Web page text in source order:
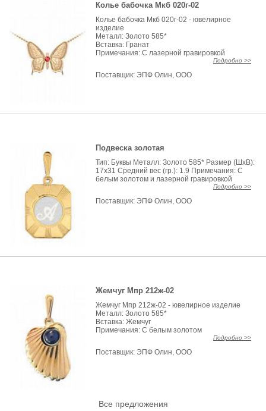
Колье бабочка Мкб 020г-02
Колье бабочка Мкб 020г-02 - ювелирное
изделие
Металл: Золото 585*
Вставка: Гранат
Примечания: С лазерной гравировкой
Подробно >>
Поставщик: ЭПФ Олин, ООО
Подвеска золотая
Тип: Буквы Металл: Золото 585* Размер (ШхВ):
17x31 Средний вес (гр.): 1.9 Примечания: С
белым золотом и лазерной гравировкой
Подробно >>
Поставщик: ЭПФ Олин, ООО
Жемчуг Мпр 212ж-02
Жемчуг Мпр 212ж-02 - ювелирное изделие
Металл: Золото 585*
Вставка: Жемчуг
Примечания: С белым золотом
Подробно >>
Поставщик: ЭПФ Олин, ООО
Все предложения